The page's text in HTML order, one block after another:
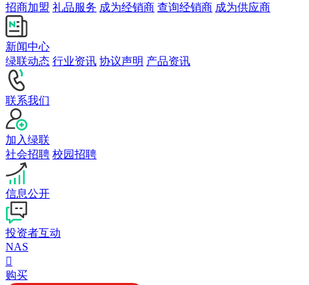
招商加盟 礼品服务 成为经销商 查询经销商 成为供应商
新闻中心
绿联动态 行业资讯 协议声明 产品资讯
联系我们
加入绿联
社会招聘 校园招聘
信息公开
投资者互动
NAS

购买